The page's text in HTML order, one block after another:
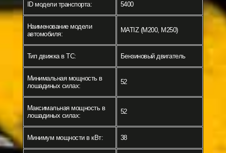
ID модели транспорта: 5400
Наименование модели
автомобиля:
MATIZ (M200, M250)
Тип движка в ТС: Бензиновый двигатель
Минимальная мощность в
лошадиных силах:
52
Максимальная мощность в
лошадиных силах:
52
Минимум мощности в кВт: 38